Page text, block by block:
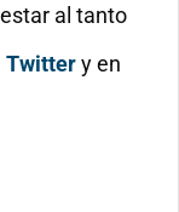
al tanto
Twittery en